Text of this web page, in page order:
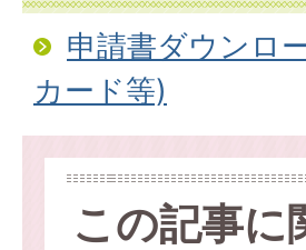
申請書ダウンロ
カード等)
この記事に